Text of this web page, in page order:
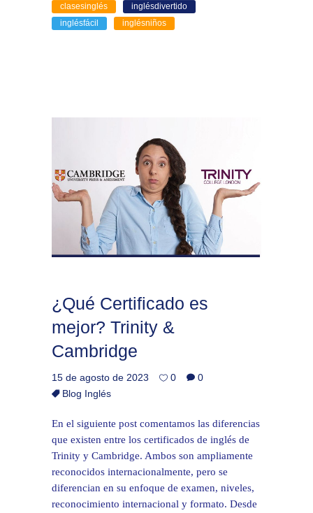
clasesinglés
inglésdivertido
inglésfácil
inglésniños
¿Qué Certificado es
mejor? Trinity &
Cambridge
15 de agosto de 2023 0
0
Blog Inglés
En el siguiente post comentamos las diferencias
que existen entre los certificados de inglés de
Trinity y Cambridge. Ambos son ampliamente
reconocidos internacionalmente, pero se
diferencian en su enfoque de examen, niveles,
reconocimiento internacional y formato. Desde